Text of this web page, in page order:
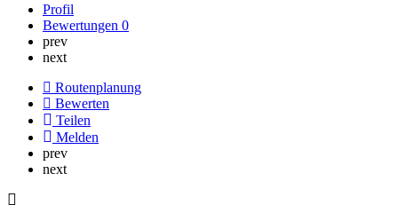
Profil
Bewertungen 0
prev
next
Routenplanung
Bewerten
Teilen
Melden
prev
next